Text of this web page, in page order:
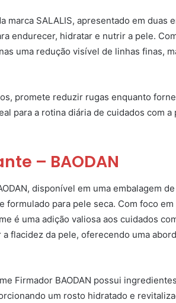
marca SALALIS, apresentado em duas
endurecer, hidratar e nutrir a pele.
uma redução visível de linhas finas,
promete reduzir rugas enquanto
para a rotina diária de cuidados com a
– BAODAN
disponível em uma embalagem
formulado para pele seca. Com foco
é uma adição valiosa aos cuidados
flacidez da pele, oferecendo uma
Firmador BAODAN possui
um rosto hidratado e